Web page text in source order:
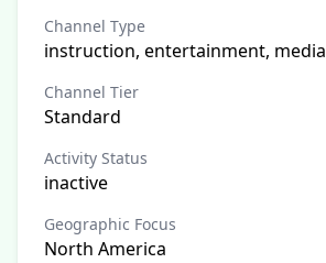
Channel Type
instruction, entertainment, media
Channel Tier
Standard
Activity Status
inactive
Geographic Focus
North America